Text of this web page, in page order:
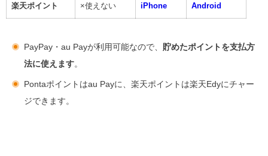
楽天ポイント ×使えない iPhone Android
PayPay・au Payが利用可能なので、 貯めたポイントを支払方
法に使えます。
Pontaポイントはau Payに、楽天ポイントは楽天Edyにチャー
ジできます。